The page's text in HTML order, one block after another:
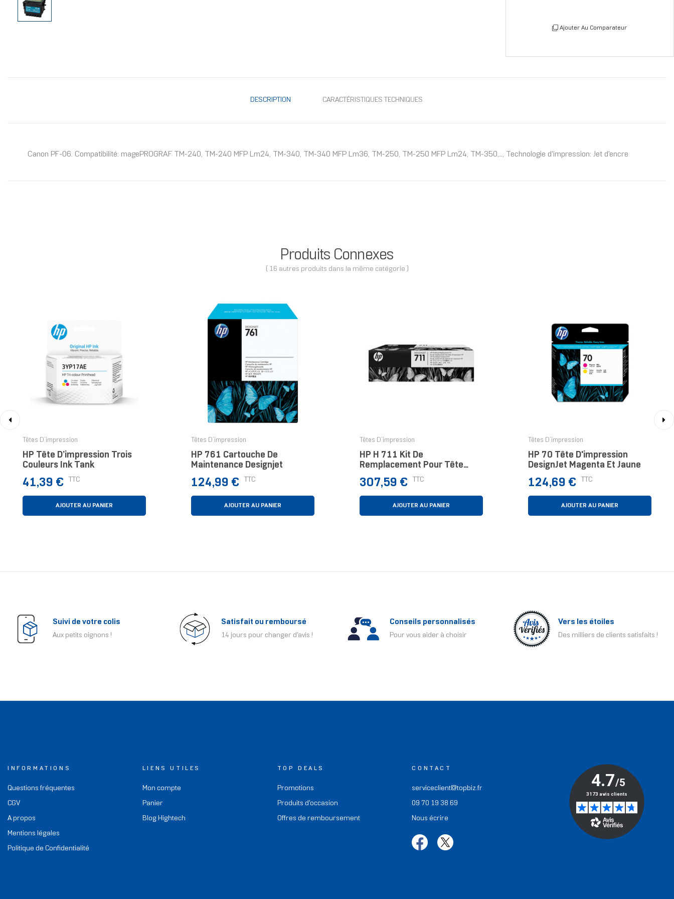
Ajouter Au Comparateur
DESCRIPTION CARACTÉRISTIQUES TECHNIQUES
Canon PF-06. Compatibilité: magePROGRAF TM-240, TM-240 MFP Lm24, TM-340, TM-340 MFP Lm36, TM-250, TM-250 MFP Lm24, TM-350,..., Technologie d'impression: Jet d'encre
Produits Connexes
( 16 autres produits dans la même catégorie )
Têtes D’impression
HP Tête D’impression Trois
Couleurs Ink Tank
Prix
41,39 € TTC
AJOUTER AU PANIER
Têtes D’impression
HP 761 Cartouche De
Maintenance Designjet
Prix
124,99 € TTC
AJOUTER AU PANIER
Têtes D’impression
HP H 711 Kit De
Remplacement Pour Tête
D'impression DesignJet
Prix
307,59 € TTC
AJOUTER AU PANIER
Têtes D’impression
HP 70 Tête D'impression
DesignJet Magenta Et Jaune
Prix
124,69 € TTC
AJOUTER AU PANIER
Suivi de votre colis
Aux petits oignons !
Satisfait ou remboursé
14 jours pour changer d'avis !
Conseils personnalisés
Pour vous aider à choisir
Vers les étoiles
Des milliers de clients satisfaits !
INFORMATIONS
Questions fréquentes
CGV
A propos
Mentions légales
Politique de Confidentialité
LIENS UTILES
Mon compte
Panier
Blog Hightech
TOP DEALS
Promotions
Produits d'occasion
Offres de remboursement
CONTACT
serviceclient@topbiz.fr
09 70 19 38 69
Nous écrire